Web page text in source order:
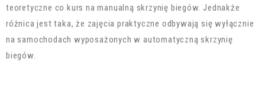
teoretyczne co kurs na manualną skrzynię biegów. Jednakże
różnica jest taka, że zajęcia praktyczne odbywają się wyłącznie
na samochodach wyposażonych w automatyczną skrzynię
biegów.